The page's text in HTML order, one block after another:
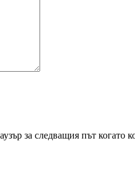
за следващия път когато